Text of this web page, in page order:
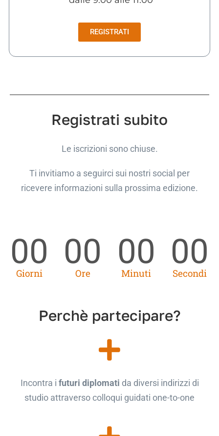
REGISTRATI
Registrati subito
Le iscrizioni sono chiuse.
Ti invitiamo a seguirci sui nostri social per
ricevere informazioni sulla prossima edizione.
00
Giorni
00
Ore
00
Minuti
00
Secondi
Perchè partecipare?
Incontra i futuri diplomati da diversi indirizzi di
studio attraverso colloqui guidati one-to-one